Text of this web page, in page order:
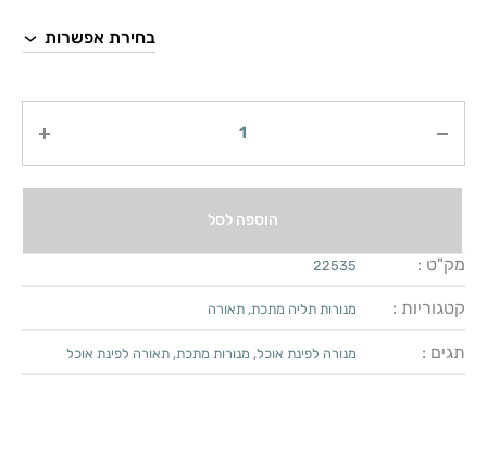
הוספה לסל
מק"ט : 22535
קטגוריות : מנורות תליה מתכת, תאורה
תגים : מנורה לפינת אוכל, מנורות מתכת, תאורה לפינת אוכל